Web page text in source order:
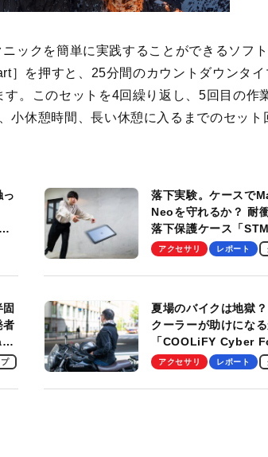
ックを簡単に実践することができるソフト
］を押すと、25分間のカウントダウンタイ
。このセットを4回繰り返し、5回目の作
小休憩時間、長い休憩に入るまでのセット
落下実験。ケースで
Neoを守れるか？ 耐
落下保護ケース「
Ultra」を検証。学生
適！
アクセサリ レポート
者
夏場のバイクは地獄
クーラーが助けになる
「COOLiFY Cyber
ビュー。冷却の速さ
性がグッド！
アクセサリ レポート